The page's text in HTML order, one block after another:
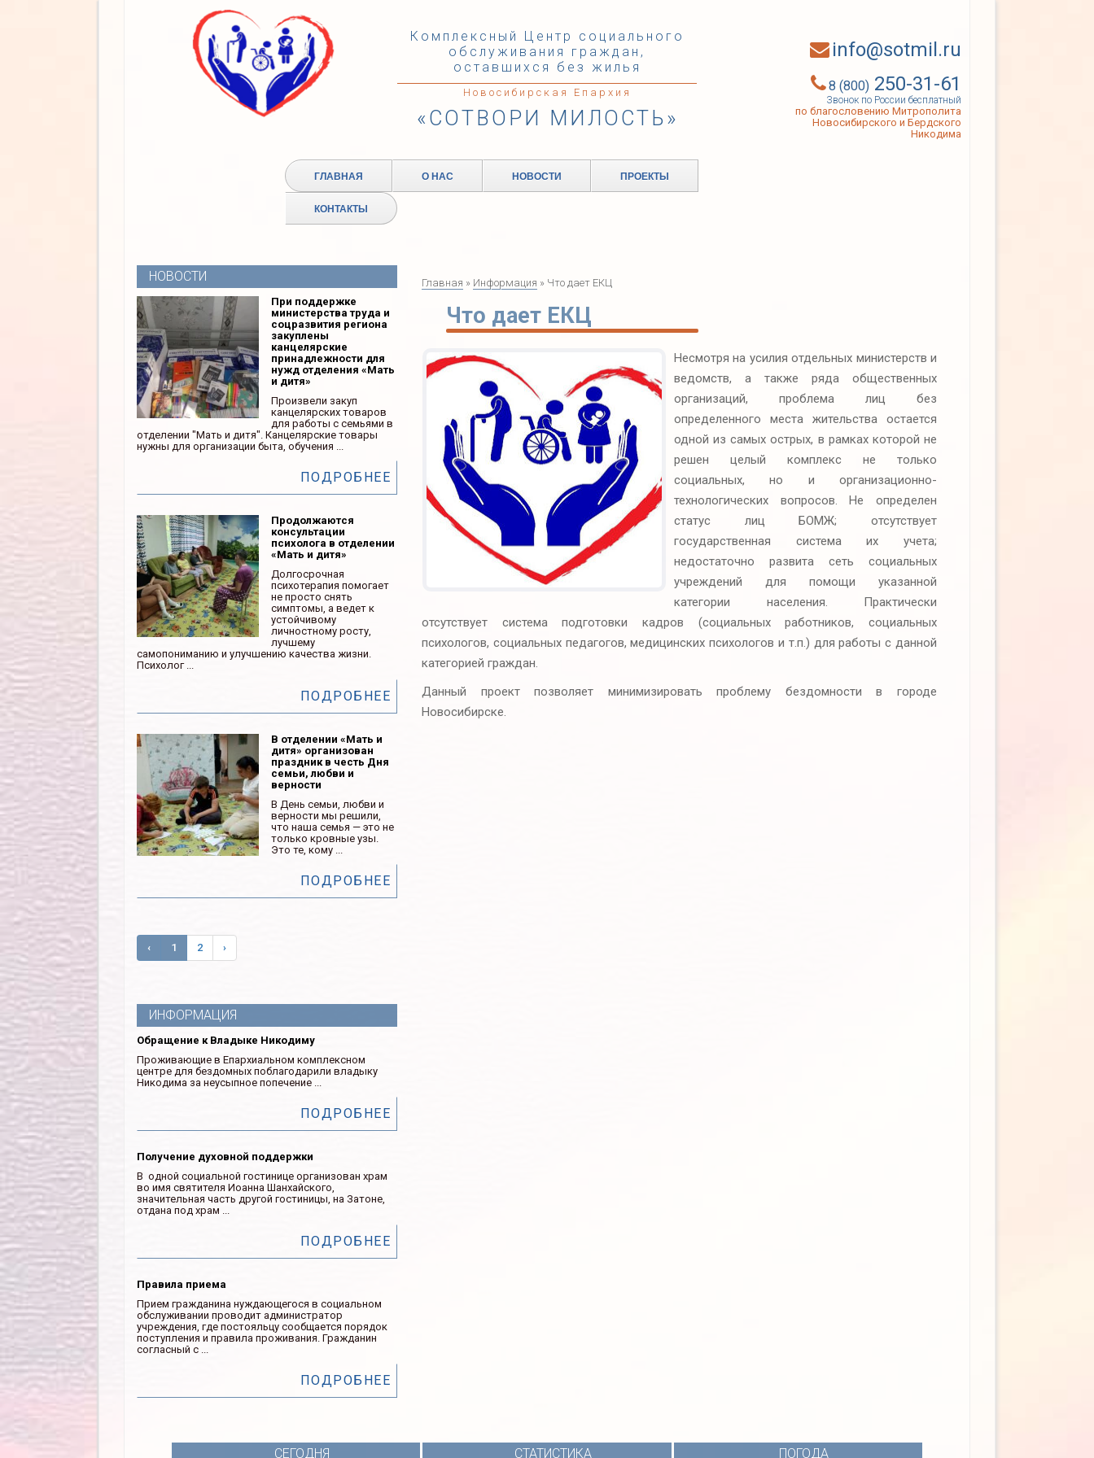
Комплексный Центр социального
обслуживания граждан,
оставшихся без жилья
Новосибирская Епархия
«СОТВОРИ МИЛОСТЬ»
info@sotmil.ru
8 (800) 250-31-61
Звонок по России бесплатный
по благословению Митрополита
Новосибирского и Бердского
Никодима
ГЛАВНАЯ О НАС НОВОСТИ ПРОЕКТЫ
КОНТАКТЫ
Главная » Информация » Что дает ЕКЦ
Что дает ЕКЦ
Несмотря на усилия отдельных министерств и
ведомств, а также ряда общественных
организаций, проблема лиц без
определенного места жительства остается
одной из самых острых, в рамках которой не
решен целый комплекс не только
социальных, но и организационно-
технологических вопросов. Не определен
статус лиц БОМЖ; отсутствует
государственная система их учета;
недостаточно развита сеть социальных
учреждений для помощи указанной
категории населения. Практически
отсутствует система подготовки кадров (социальных работников, социальных
психологов, социальных педагогов, медицинских психологов и т.п.) для работы с данной
категорией граждан.
Данный проект позволяет минимизировать проблему бездомности в городе
Новосибирске.
НОВОСТИ
При поддержке
министерства труда и
соцразвития региона
закуплены
канцелярские
принадлежности для
нужд отделения «Мать
и дитя»
Произвели закуп
канцелярских товаров
для работы с семьями в
отделении "Мать и дитя". Канцелярские товары
нужны для организации быта, обучения ...
ПОДРОБНЕЕ
Продолжаются
консультации
психолога в отделении
«Мать и дитя»
Долгосрочная
психотерапия помогает
не просто снять
симптомы, а ведет к
устойчивому
личностному росту,
лучшему
самопониманию и улучшению качества жизни.
Психолог ...
ПОДРОБНЕЕ
В отделении «Мать и
дитя» организован
праздник в честь Дня
семьи, любви и
верности
В День семьи, любви и
верности мы решили,
что наша семья — это не
только кровные узы.
Это те, кому ...
ПОДРОБНЕЕ
‹ 1 2 ›
ИНФОРМАЦИЯ
Обращение к Владыке Никодиму
Проживающие в Епархиальном комплексном
центре для бездомных поблагодарили владыку
Никодима за неусыпное попечение ...
ПОДРОБНЕЕ
Получение духовной поддержки
В одной социальной гостинице организован храм
во имя святителя Иоанна Шанхайского,
значительная часть другой гостиницы, на Затоне,
отдана под храм ...
ПОДРОБНЕЕ
Правила приема
Прием гражданина нуждающегося в социальном
обслуживании проводит администратор
учреждения, где постояльцу сообщается порядок
поступления и правила проживания. Гражданин
согласный с ...
ПОДРОБНЕЕ
СЕГОДНЯ СТАТИСТИКА ПОГОДА